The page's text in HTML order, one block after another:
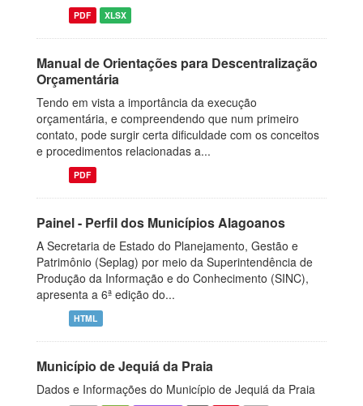
PDF XLSX
Manual de Orientações para Descentralização
Orçamentária
Tendo em vista a importância da execução
orçamentária, e compreendendo que num primeiro
contato, pode surgir certa dificuldade com os conceitos
e procedimentos relacionadas a...
PDF
Painel - Perfil dos Municípios Alagoanos
A Secretaria de Estado do Planejamento, Gestão e
Patrimônio (Seplag) por meio da Superintendência de
Produção da Informação e do Conhecimento (SINC),
apresenta a 6ª edição do...
HTML
Município de Jequiá da Praia
Dados e Informações do Município de Jequiá da Praia